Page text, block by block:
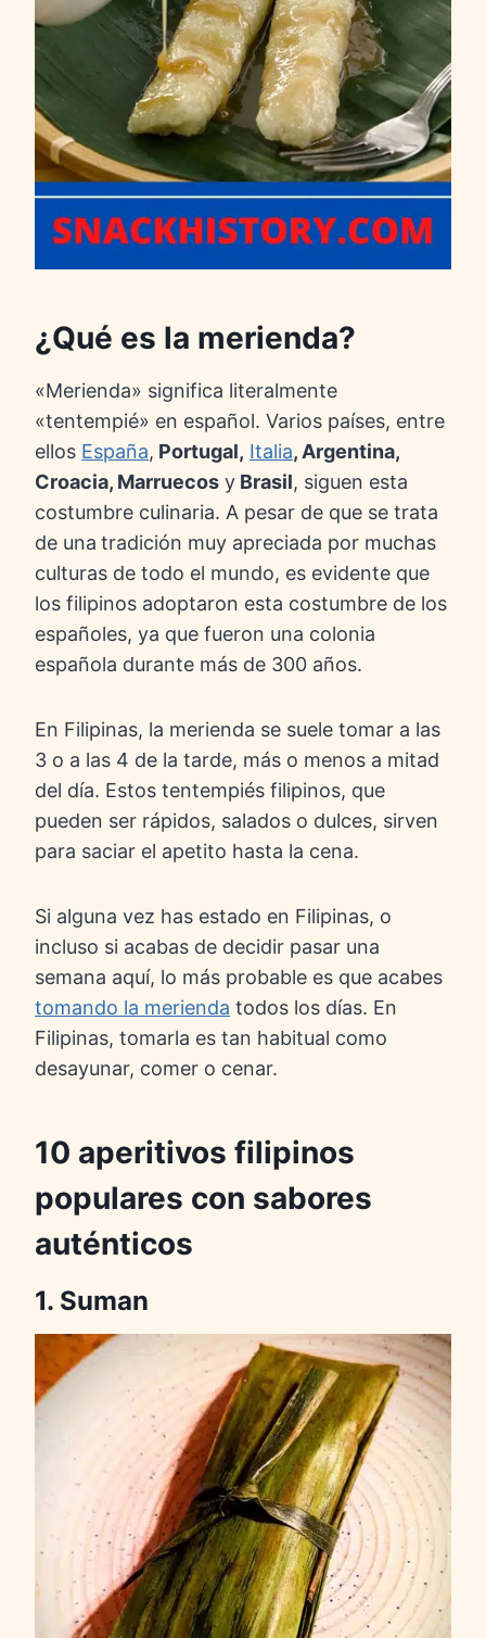
¿Qué es la merienda?
«Merienda» significa literalmente
«tentempié» en español. Varios países, entre
ellos España, Portugal, Italia, Argentina,
Croacia, Marruecos y Brasil, siguen esta
costumbre culinaria. A pesar de que se trata
de una tradición muy apreciada por muchas
culturas de todo el mundo, es evidente que
los filipinos adoptaron esta costumbre de los
españoles, ya que fueron una colonia
española durante más de 300 años.
En Filipinas, la merienda se suele tomar a las
3 o a las 4 de la tarde, más o menos a mitad
del día. Estos tentempiés filipinos, que
pueden ser rápidos, salados o dulces, sirven
para saciar el apetito hasta la cena.
Si alguna vez has estado en Filipinas, o
incluso si acabas de decidir pasar una
semana aquí, lo más probable es que acabes
tomando la merienda todos los días. En
Filipinas, tomarla es tan habitual como
desayunar, comer o cenar.
10 aperitivos filipinos
populares con sabores
auténticos
1. Suman